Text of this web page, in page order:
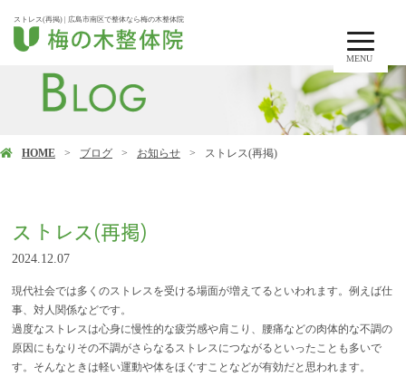
MENU
ストレス(再掲) | 広島市南区で整体なら梅の木整体院
HOME ブログ お知らせ ストレス(再掲)
ストレス(再掲)
2024.12.07
現代社会では多くのストレスを受ける場面が増えてるといわれます。例えば仕
事、対人関係などです。
過度なストレスは心身に慢性的な疲労感や肩こり、腰痛などの肉体的な不調の
原因にもなりその不調がさらなるストレスにつながるといったことも多いで
す。そんなときは軽い運動や体をほぐすことなどが有効だと思われます。